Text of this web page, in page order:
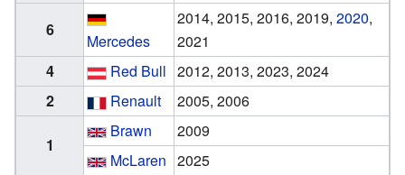
6
Mercedes
2014, 2015, 2016, 2019,2020,
2021
4
Red Bull 2012, 2013, 2023, 2024
2
Renault 2005, 2006
1
Brawn
2009
McLaren 2025